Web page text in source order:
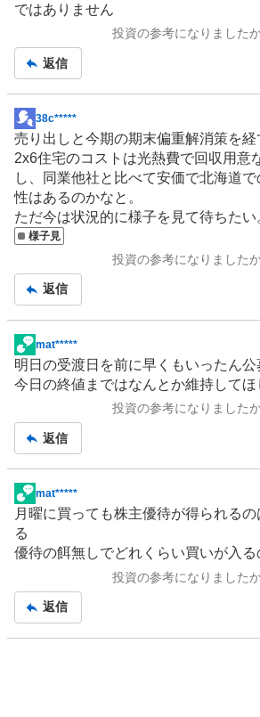
、
子
見
0
0
%
、
売
り
た
い
、
強
く
売
り
い
ではありません
投資の参考になりました
返信
掲
示
板
記
事
38c*****
売り出しと今期の期末偏重解消策を経
2x6住宅のコストは光熱費で回収用意
し、同業他社と比べて安価で北海道
性はあるのかなと。
ただ今は状況的に様子を見て待ちたい
様子見
投資の参考になりました
返信
掲
示
板
mat*****
明日の受渡日を前に早くもいったん公
今日の終値まではなんとか維持してほ
投資の参考になりました
返信
掲
示
板
記
mat*****
月曜に買っても株主優待が得られる
る
優待の餌無しでどれくらい買いが入る
投資の参考になりました
返信